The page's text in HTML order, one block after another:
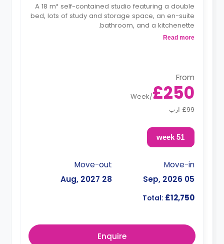
A 18 m² self-contained studio featuring a double
bed, lots of study and storage space, an en-suite
bathroom, and a kitchenette.
Read more
From
£250
/
Week
£99 ارب
51 week
Move-in
05 Sep, 2026
Move-out
28 Aug, 2027
Total: £12,750
Enquire